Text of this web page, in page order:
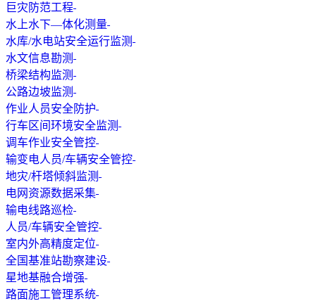
巨灾防范工程
水上水下—体化测量
水库/水电站安全运行监测
水文信息勘测
桥梁结构监测
公路边坡监测
作业人员安全防护
行车区间环境安全监测
调车作业安全管控
输变电人员/车辆安全管控
地灾/杆塔倾斜监测
电网资源数据采集
输电线路巡检
人员/车辆安全管控
室内外高精度定位
全国基准站勘察建设
星地基融合增强
路面施工管理系统